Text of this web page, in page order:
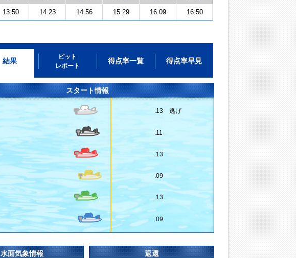
13:50 14:23 14:56 15:29 16:09 16:50
結果
ピット
レポート
得点率一覧 得点率早見
スタート情報
.13 逃げ
.11
.13
.09
.13
.09
水面気象情報 返還